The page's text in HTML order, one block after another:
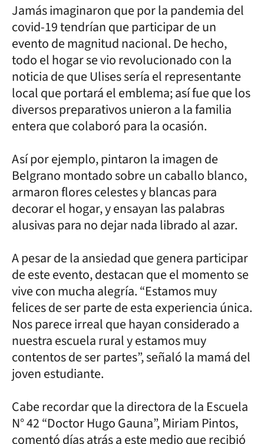
Jamás imaginaron que por la pandemia del
covid-19 tendrían que participar de un
evento de magnitud nacional. De hecho,
todo el hogar se vio revolucionado con la
noticia de que Ulises sería el representante
local que portará el emblema; así fue que los
diversos preparativos unieron a la familia
entera que colaboró para la ocasión.
Así por ejemplo, pintaron la imagen de
Belgrano montado sobre un caballo blanco,
armaron flores celestes y blancas para
decorar el hogar, y ensayan las palabras
alusivas para no dejar nada librado al azar.
A pesar de la ansiedad que genera participar
de este evento, destacan que el momento se
vive con mucha alegría. “Estamos muy
felices de ser parte de esta experiencia única.
Nos parece irreal que hayan considerado a
nuestra escuela rural y estamos muy
contentos de ser partes”, señaló la mamá del
joven estudiante.
Cabe recordar que la directora de la Escuela
N° 42 “Doctor Hugo Gauna”, Miriam Pintos,
comentó días atrás a este medio que recibió